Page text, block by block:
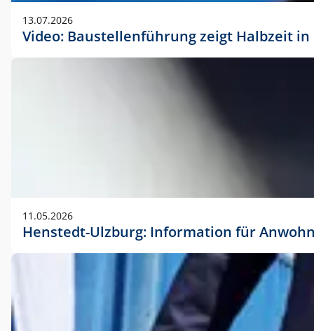
13.07.2026
Video: Baustellenführung zeigt Halbzeit
11.05.2026
Henstedt-Ulzburg: Information für